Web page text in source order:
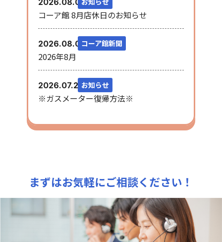
コーア館 8月店休日のお知らせ
2026.08.03コーア館新聞
2026年8月
2026.07.28お知らせ
※ガスメーター復帰方法※
まずはお気軽にご相談ください！